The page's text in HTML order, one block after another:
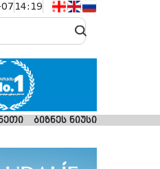
14:19
ბიზნეს ნიუსი